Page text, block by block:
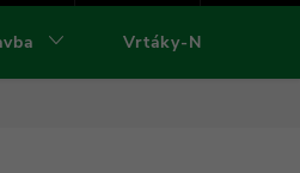
Vrtáky-Nástroje